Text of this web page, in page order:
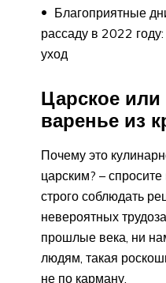
Благоприятные
рассаду в 2022 году:
уход
Царское
варенье из
Почему это
царским? –
строго соблюдать
невероятных
прошлые века, ни
людям, такая
не по карману.